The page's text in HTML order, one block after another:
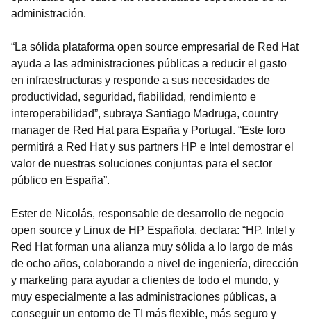
administración.
“La sólida plataforma open source empresarial de Red Hat
ayuda a las administraciones públicas a reducir el gasto
en infraestructuras y responde a sus necesidades de
productividad, seguridad, fiabilidad, rendimiento e
interoperabilidad”, subraya Santiago Madruga, country
manager de Red Hat para España y Portugal. “Este foro
permitirá a Red Hat y sus partners HP e Intel demostrar el
valor de nuestras soluciones conjuntas para el sector
público en España”.
Ester de Nicolás, responsable de desarrollo de negocio
open source y Linux de HP Española, declara: “HP, Intel y
Red Hat forman una alianza muy sólida a lo largo de más
de ocho años, colaborando a nivel de ingeniería, dirección
y marketing para ayudar a clientes de todo el mundo, y
muy especialmente a las administraciones públicas, a
conseguir un entorno de TI más flexible, más seguro y